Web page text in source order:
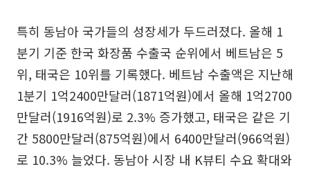
특히 동남아 국가들의 성장세가 두드러졌다. 올해 1
분기 기준 한국 화장품 수출국 순위에서 베트남은 5
위, 태국은 10위를 기록했다. 베트남 수출액은 지난해
1분기 1억2400만달러(1871억원)에서 올해 1억2700
만달러(1916억원)로 2.3% 증가했고, 태국은 같은 기
간 5800만달러(875억원)에서 6400만달러(966억원)
로 10.3% 늘었다. 동남아 시장 내 K뷰티 수요 확대와